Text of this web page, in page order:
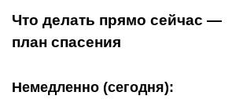
Что делать прямо сейчас —
план спасения
Немедленно (сегодня):